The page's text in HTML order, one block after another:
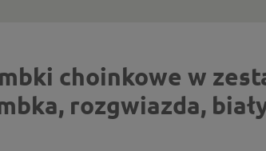
choinkowe w
rozgwiazda,